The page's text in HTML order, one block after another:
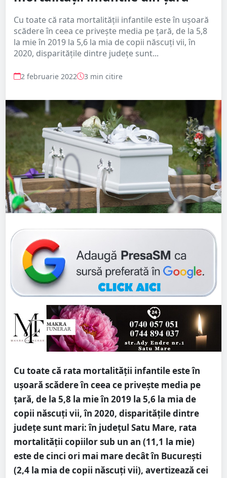
Cu toate că rata mortalității infantile este în ușoară
scădere în ceea ce privește media pe țară, de la 5,8
la mie în 2019 la 5,6 la mia de copii născuți vii, în
2020, disparitățile dintre județe sunt...
2 februarie 2022 3 min citire
Cu toate că rata mortalității infantile este în
ușoară scădere în ceea ce privește media pe
țară, de la 5,8 la mie în 2019 la 5,6 la mia de
copii născuți vii, în 2020, disparitățile dintre
județe sunt mari: în județul Satu Mare, rata
mortalității copiilor sub un an (11,1 la mie)
este de cinci ori mai mare decât în București
(2,4 la mia de copii născuți vii), avertizează cei